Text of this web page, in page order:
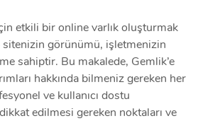
etkili bir online varlık oluşturmak
sitenizin görünümü, işletmenizin
sahiptir. Bu makalede, Gemlik’e
hakkında bilmeniz gereken her
ve kullanıcı dostu
edilmesi gereken noktaları ve